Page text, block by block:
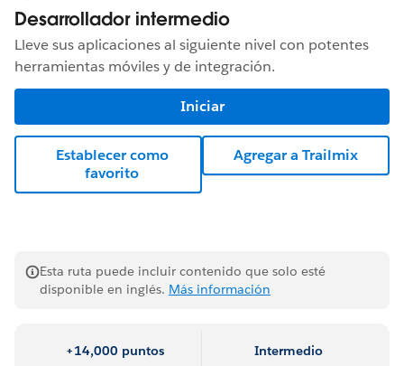
Desarrollador intermedio
Lleve sus aplicaciones al siguiente nivel con potentes
herramientas móviles y de integración.
Iniciar
Establecer como
favorito
Agregar a Trailmix
Esta ruta puede incluir contenido que solo esté
disponible en inglés. Más información
+14,000 puntos Intermedio